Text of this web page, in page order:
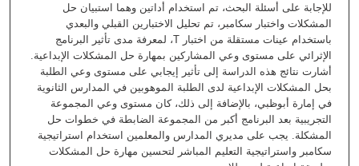
للإجابة على أسئلة البحث، تم استخدام أداتين وهما استبيان حل
المشكلات واختبار سكامبر، تم تحليل الاختبارين القبلي والبعدي
باستخدام عينات مستقلة من اختبار T، لمعرفة مدى تأثير البرنامج
الإثرائي على مستوى وعي المشاركين بمهارة حل المشكلات الإبداعية.
أشارت نتائج هذه الدراسة إلى تأثير إيجابي على مستوى وعي الطلبة
بحل المشكلات الإبداعية لدى الطلبة الموهوبين في المدارس الثانوية
في إمارة أبوظبي، بالإضافة إلى ذلك، كان مستوى وعي المجموعة
التجريبية بعد البرنامج أكبر من المجموعة الضابطة في خطوات حل
المشكلة. يجب على مديري المدارس والمعلمين استخدام استراتيجية
سكامبر واستراتيجية التعليم المباشر لتحسين مهارة حل المشكلات